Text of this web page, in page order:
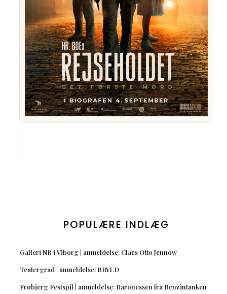
POPULÆRE INDLÆG
Galleri NB i Viborg | anmeldelse: Claes Otto Jennow
Teatergrad | anmeldelse: BRYLD
Frøbjerg Festspil | anmeldelse: Baronessen fra Benzintanken